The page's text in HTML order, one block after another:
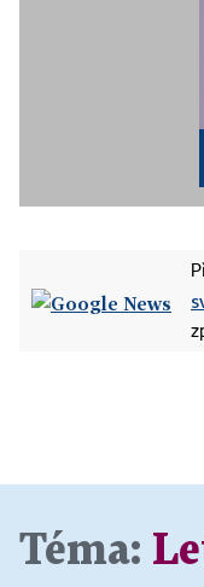
Téma: